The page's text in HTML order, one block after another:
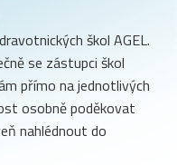
škol AGEL.
se zástupci škol
přímo na jednotlivých
osobně poděkovat
nahlédnout do